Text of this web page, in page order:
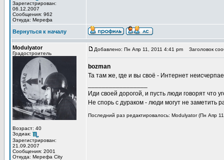
Зарегистрирован:
06.12.2007
Сообщения: 962
Откуда: Мерефа
Вернуться к началу
Modulyator
Градостроитель
Возраст: 40
Зодиак:
Зарегистрирован:
21.09.2007
Сообщения: 2001
Откуда: Мерефа City
Добавлено: Пн Апр 11, 2011 4:41 pm Заголовок
bozman
Та там же, где и вы своё - Интернет
Иди своей дорогой, и пусть люди говорят что
Не спорь с дураком - люди могут не
Последний раз редактировалось: Modulyator (Пн Апр